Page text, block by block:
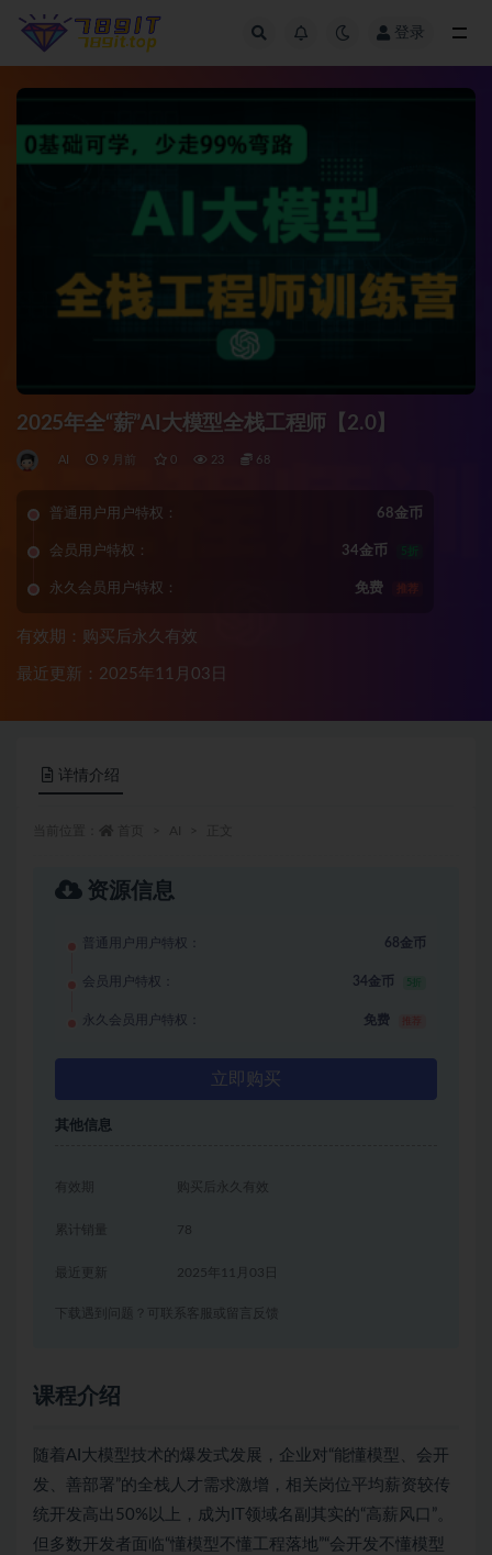
登录
2025年全“薪”AI大模型全栈工程师【2.0】
AI 9 月前 0 23 68
普通用户用户特权： 68金币
会员用户特权： 34金币 5折
永久会员用户特权： 免费 推荐
有效期：购买后永久有效
最近更新：2025年11月03日
详情介绍
资源信息
普通用户用户特权： 68金币
会员用户特权： 34金币 5折
永久会员用户特权： 免费
立即购买
其他信息
有效期 购买后永久有效
累计销量 78
2025年11月03日
下载遇到问题？可联系客服或留言反馈
课程介绍
随着AI大模型技术的爆发式发展，企业对“能懂模型、会开
发、善部署”的全栈人才需求激增，相关岗位平均薪资较传
统开发高出50%以上，成为IT领域名副其实的“高薪风口”。
但多数开发者面临“懂模型不懂工程落地”“会开发不懂模型